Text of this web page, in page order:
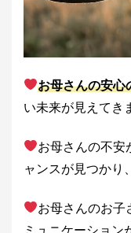
お母さんの安心
い未来が見えてき
お母さんの不安
ャンスが見つかり
お母さんのお子
ミュニケーション